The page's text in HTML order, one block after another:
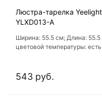
Люстра-тарелка
YLXD013-A
Ширина: 55.5 см; Длина:
цветовой температуры:
543 руб.